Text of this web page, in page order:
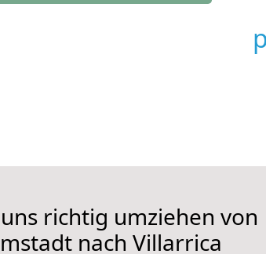
richtig umziehen von
nach Villarrica